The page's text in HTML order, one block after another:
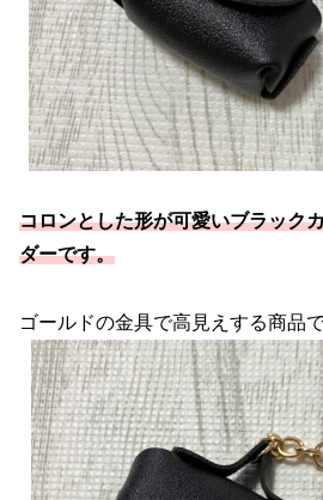
コロンとした形が可愛いブラック
ダーです。
ゴールドの金具で高見えする商品で